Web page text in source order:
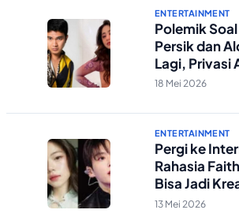
ENTERTAINMENT
Polemik
Persik dan
Lagi, Privasi
Taruhan
18 Mei 2026
ENTERTAINMENT
Pergi ke
Rahasia
Bisa Jadi
13 Mei 2026